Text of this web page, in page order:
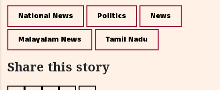
National News Politics News
Malayalam News Tamil Nadu
Share this story